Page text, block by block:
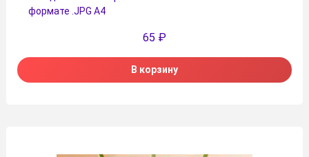
формате .JPG А4
65 ₽
В корзину